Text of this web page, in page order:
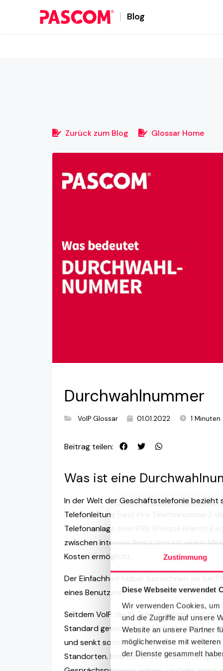
Zustimmung
Diese Webseite verwendet
Wir verwenden Cookies,
und die Zugriffe auf unsere
Website an unsere Partner
möglicherweise mit
der Dienste gesammelt
Blog
Zurück zum Blog Glossar Home
Durchwahlnummer
VoIP Glossar 01.01.2022 1 Minuten
Beitrag teilen:
Was ist eine
In der Welt der Geschäftstelefonie bezieht
Telefonleitung (und ihre Telefonnummer),
Telefonanlage oder PBX (Private Branch
zwischen internen Benutzern mit einem
Kosten ermöglicht.
Der Einfachheit halber bezeichnen wir bei
eines Benutzers.
Seitdem VoIP, die IP-Telefonanlage und
Standard geworden sind, ist das Anrufen
und senkt somit die Telefonkosten
Standorten. Interne Nutzer müssen